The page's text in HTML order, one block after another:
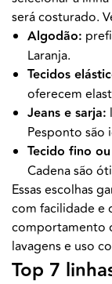
será costurado.
Algodão:
Laranja.
Tecidos
oferecem
Jeans e sarja:
Pesponto são
Tecido fino
Cadena são
Essas escolhas
com facilidade e
comportamento
lavagens e uso
Top 7